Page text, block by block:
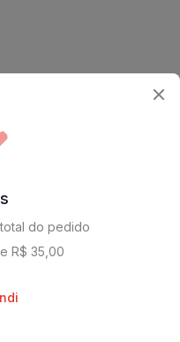
do pedido
R$ 35,00